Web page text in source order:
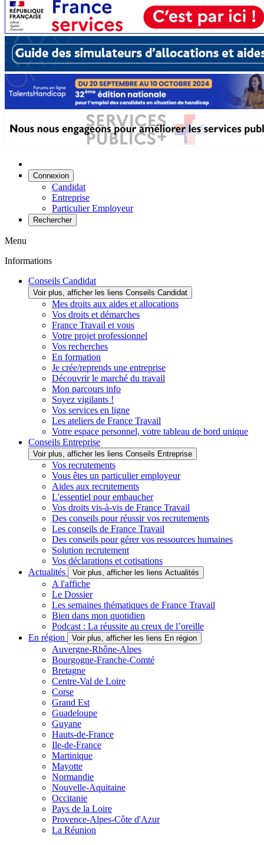
Connexion
Candidat
Entreprise
Particulier Employeur
Rechercher
Menu
Informations
Conseils Candidat
Voir plus, afficher les liens Conseils Candidat
Mes droits aux aides et allocations
Vos droits et démarches
France Travail et vous
Votre projet professionnel
Vos recherches
En formation
Je crée/reprends une entreprise
Découvrir le marché du travail
Mon parcours info
Soyez vigilants !
Vos services en ligne
Les ateliers de France Travail
Votre espace personnel, votre tableau de bord unique
Conseils Entreprise
Voir plus, afficher les liens Conseils Entreprise
Vos recrutements
Vous êtes un particulier employeur
Aides aux recrutements
L'essentiel pour embaucher
Vos droits vis-à-vis de France Travail
Des conseils pour réussir vos recrutements
Les conseils de France Travail
Des conseils pour gérer vos ressources humaines
Solution recrutement
Vos déclarations et cotisations
Actualités
Voir plus, afficher les liens Actualités
A l'affiche
Le Dossier
Les semaines thématiques de France Travail
Bien dans mon quotidien
Podcast : La réussite au creux de l’oreille
En région
Voir plus, afficher les liens En région
Auvergne-Rhône-Alpes
Bourgogne-Franche-Comté
Bretagne
Centre-Val de Loire
Corse
Grand Est
Guadeloupe
Guyane
Hauts-de-France
Ile-de-France
Martinique
Mayotte
Normandie
Nouvelle-Aquitaine
Occitanie
Pays de la Loire
Provence-Alpes-Côte d'Azur
La Réunion